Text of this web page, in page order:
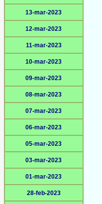
13-mar-2023
12-mar-2023
11-mar-2023
10-mar-2023
09-mar-2023
08-mar-2023
07-mar-2023
06-mar-2023
05-mar-2023
03-mar-2023
01-mar-2023
28-feb-2023